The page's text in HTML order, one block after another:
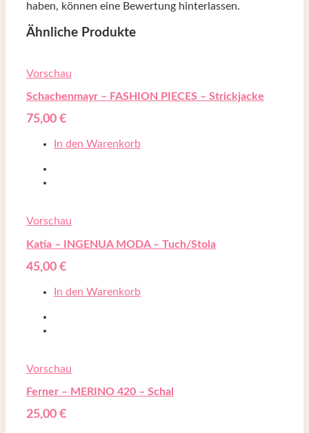
haben, können eine Bewertung hinterlassen.
Ähnliche Produkte
Vorschau
Schachenmayr – FASHION PIECES – Strickjacke
75,00 €
In den Warenkorb
Vorschau
Katia – INGENUA MODA – Tuch/Stola
45,00 €
In den Warenkorb
Vorschau
Ferner – MERINO 420 – Schal
25,00 €